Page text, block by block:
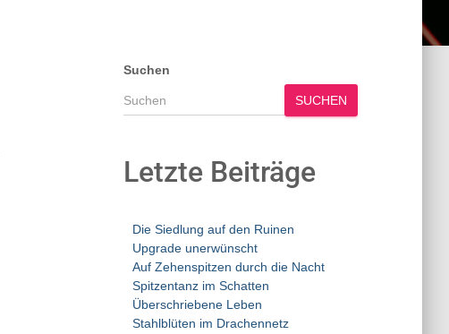
Suchen
SUCHEN
Letzte Beiträge
Die Siedlung auf den Ruinen
Upgrade unerwünscht
Auf Zehenspitzen durch die Nacht
Spitzentanz im Schatten
Überschriebene Leben
Stahlblüten im Drachennetz